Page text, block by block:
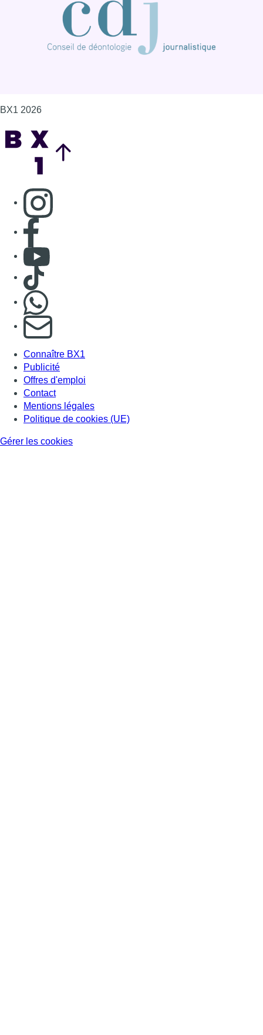
BX1 2026
Consulter page Instagram
Consulter page Facebook
Consulter Youtube
Consulter TikTok
S'abonner à notre newsletter
Connaître BX1
Publicité
Offres d'emploi
Contact
Mentions légales
Politique de cookies (UE)
Gérer les cookies